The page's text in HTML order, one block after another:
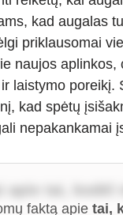
kad augalas
priklausomai
naujos
laistymo
kad spėtų
nepakankamai
apie tai, kodėl
faktą apie tai,